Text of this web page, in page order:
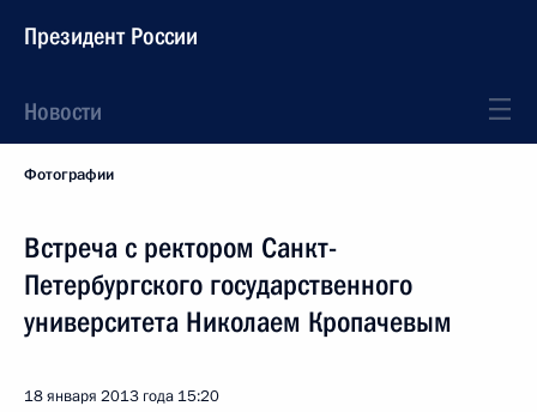
Президент России
Новости
Фотографии
Встреча с ректором Санкт-
Петербургского государственного
университета Николаем Кропачевым
18 января 2013 года 15:20